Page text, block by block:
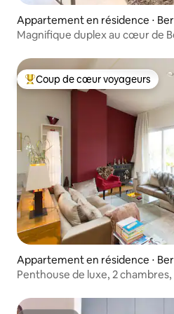
Appartement en résidence ⋅
Magnifique duplex au cœur de
Coups de cœur voyageurs les
Coup de cœur voyageurs
Appartement en résidence ⋅
Penthouse de luxe, 2 chambres,